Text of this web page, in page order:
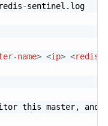
sentinel.log
name> <ip> <redis-
this master, and